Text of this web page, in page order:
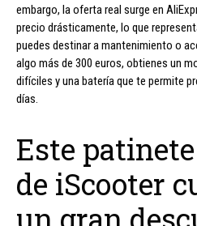
embargo, la oferta real surge en
precio drásticamente, lo que
puedes destinar a mantenimiento o
algo más de 300 euros, obtienes un
difíciles y una batería que te permite
días.
Este
de iScooter